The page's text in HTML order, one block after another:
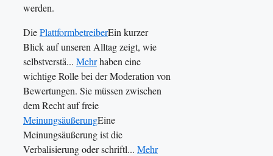
werden.
DiePlattformbetreiberEin kurzer
Blick auf unseren Alltag zeigt, wie
selbstverstä... Mehrhaben eine
wichtige Rolle bei der Moderation von
Bewertungen. Sie müssen zwischen
dem Recht auf freie
MeinungsäußerungEine
Meinungsäußerung ist die
Verbalisierung oder schriftl... Mehr